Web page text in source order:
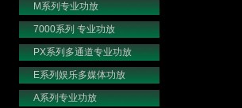
M系列专业功放
7000系列 专业功放
PX系列多通道专业功放
E系列娱乐多媒体功放
A系列专业功放